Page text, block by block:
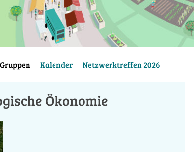
Gruppen Kalender Netzwerktreffen 2026
Ökonomie